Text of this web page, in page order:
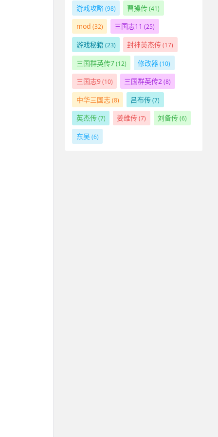
游戏攻略(98) 曹操传(41)
mod (32) 三国志11 (25)
游戏秘籍(23) 封神英杰传(17)
三国群英传7(12) 修改器(10)
三国志9(10) 三国群英传2(8)
中华三国志(8) 吕布传(7)
英杰传(7) 姜维传(7) 刘备传(6)
东吴(6)